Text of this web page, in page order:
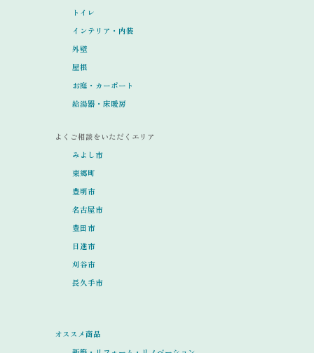
トイレ
インテリア・内装
外壁
屋根
お庭・カーポート
給湯器・床暖房
よくご相談をいただくエリア
みよし市
東郷町
豊明市
名古屋市
豊田市
日進市
刈谷市
長久手市
オススメ商品